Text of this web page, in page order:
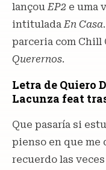
lançouEP2 e uma
intituladaEn Casa
parceria com Chill
Querernos.
Letra de Quiero
Lacunza feat
Que pasaría si
pienso en que me
recuerdo las